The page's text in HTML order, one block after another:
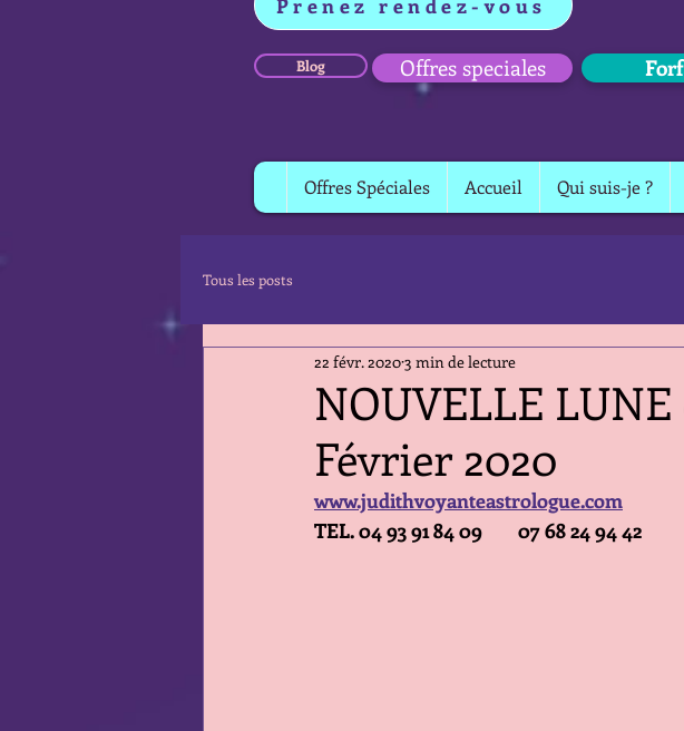
Blog Offres speciales
Offres Spéciales Accueil Qui suis-je ?
Tous les posts
NOUVELLE LUNE
Février 2020
22 févr. 20203 min de lecture
www.judithvoyanteastrologue.com
TEL. 04 93 91 84 09        07 68 24 94 42